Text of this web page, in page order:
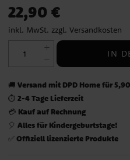
Preis :22,90 €
22,90 €
inkl. MwSt. zzgl. Versandkosten
IN
🚚 Versand mit DPD Home für
⏱️ 2-4 Tage Lieferzeit
💳 Kauf auf Rechnung
🎈 Alles für Kindergeburtstage!
✅ Offiziell lizenzierte Produkte